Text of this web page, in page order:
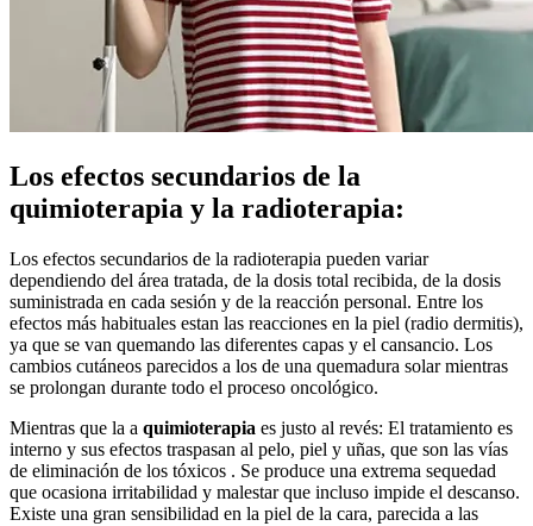
Los efectos secundarios de la
quimioterapia y la radioterapia:
Los efectos secundarios de la radioterapia pueden variar
dependiendo del área tratada, de la dosis total recibida, de la dosis
suministrada en cada sesión y de la reacción personal. Entre los
efectos más habituales estan las reacciones en la piel (radio dermitis),
ya que se van quemando las diferentes capas y el cansancio. Los
cambios cutáneos parecidos a los de una quemadura solar mientras
se prolongan durante todo el proceso oncológico.
Mientras que la a quimioterapia es justo al revés: El tratamiento es
interno y sus efectos traspasan al pelo, piel y uñas, que son las vías
de eliminación de los tóxicos . Se produce una extrema sequedad
que ocasiona irritabilidad y malestar que incluso impide el descanso.
Existe una gran sensibilidad en la piel de la cara, parecida a las